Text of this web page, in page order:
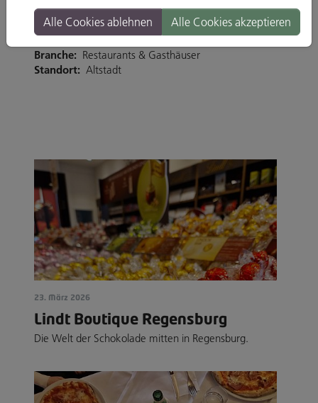
Blaue-Lilien-Gasse 3, 93047 Regensburg
Tel. 0941 89795120
https://deananddavid.com/
Branche: Restaurants & Gasthäuser
Standort: Altstadt
23. März 2026
Lindt Boutique Regensburg
Die Welt der Schokolade mitten in Regensburg.
Alle Cookies ablehnen Alle Cookies akzeptieren